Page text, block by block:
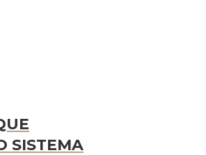
SISTEMA